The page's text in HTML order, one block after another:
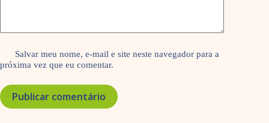
Salvar meu nome, e-mail e site neste navegador para a
próxima vez que eu comentar.
Publicar comentário